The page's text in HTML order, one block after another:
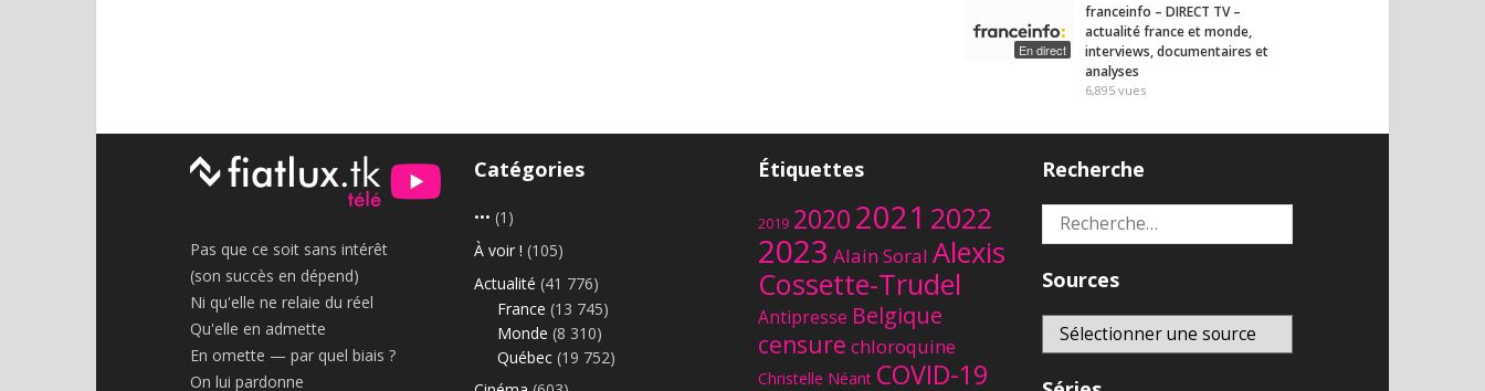
En direct
franceinfo – DIRECT TV –
actualité france et monde,
interviews, documentaires et
analyses
6,895 vues
Pas que ce soit sans intérêt
(son succès en dépend)
Ni qu'elle ne relaie du réel
Qu'elle en admette
En omette — par quel biais ?
On lui pardonne
Catégories
••• (1)
À voir ! (105)
Actualité (41 776)
France (13 745)
Monde (8 310)
Québec (19 752)
Étiquettes
2019 20202021 2022
2023 Alain Soral Alexis
Cossette-Trudel
Antipresse Belgique
censure chloroquine
Christelle Néant COVID-19
Recherche
Rechercher :
Sources